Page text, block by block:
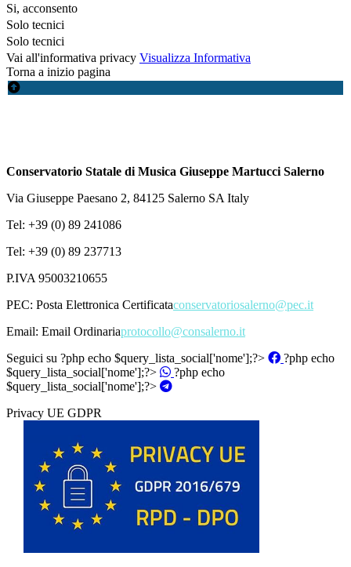
Si, acconsento
Solo tecnici
Solo tecnici
Vai all'informativa privacy Visualizza Informativa
Torna a inizio pagina
Conservatorio Statale di Musica Giuseppe Martucci Salerno
Via Giuseppe Paesano 2, 84125 Salerno SA Italy
Tel: +39 (0) 89 241086
Tel: +39 (0) 89 237713
P.IVA 95003210655
PEC: Posta Elettronica Certificataconservatoriosalerno@pec.it
Email: Email Ordinariaprotocollo@consalerno.it
Seguici su ?php echo $query_lista_social['nome'];?>
?php echo
$query_lista_social['nome'];?>
?php echo
$query_lista_social['nome'];?>
Privacy UE GDPR